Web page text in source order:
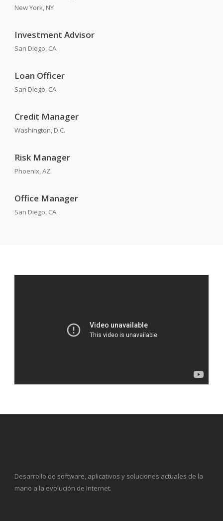
New York, NY
Investment Advisor
San Diego, CA
Loan Officer
San Diego, CA
Credit Manager
Washington, D.C.
Risk Manager
Phoenix, AZ
Office Manager
San Diego, CA
Desarrollo de software, aplicativos y soluciones actuales de la
mano a la evolución de Internet.